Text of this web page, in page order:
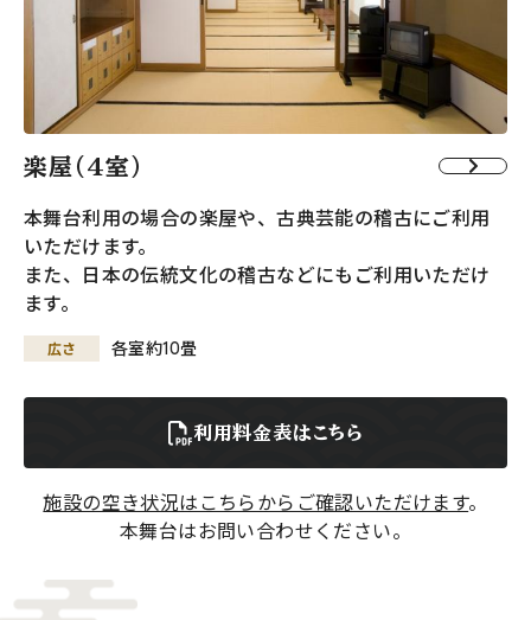
楽屋（4室）
本舞台利用の場合の楽屋や、古典芸能の稽古にご利用
いただけます。
また、日本の伝統文化の稽古などにもご利用いただけ
ます。
広さ 各室約10畳
利用料金表はこちら
施設の空き状況はこちらからご確認いただけます。
本舞台はお問い合わせください。